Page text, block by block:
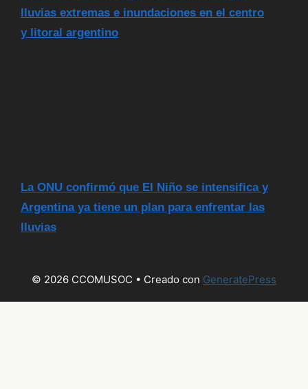
lluvias extremas e inundaciones en el centro
y litoral argentino
La ONU confirmó que El Niño se intensifica y
Argentina ya tiene un plan para enfrentar las
lluvias
© 2026 CCOMUSOC • Creado con GeneratePress